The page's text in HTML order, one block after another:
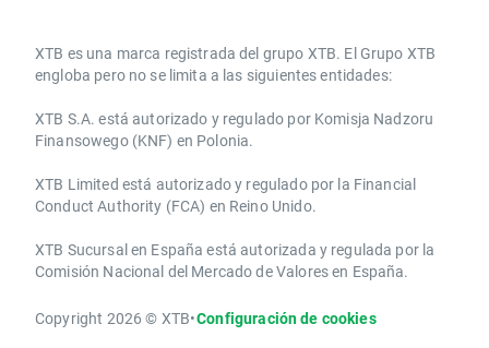
​​XTB es una marca registrada del grupo XTB. El Grupo XTB
engloba pero no se limita a las siguientes entidades:
XTB S.A.​ está autorizado y regulado por Komisja Nadzoru
Finansowego (KNF) ​en Polonia.
XTB Limited ​está autorizado y regulado por la ​Financial
Conduct Authority ​(FCA) en ​​Reino Unido.
XTB Sucursal en España está autorizada y regulada por la
Comisión Nacional del Mercado de Valores en España.
Copyright 2026 © XTB•Configuración de cookies